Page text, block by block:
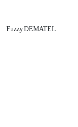
Fuzzy DEMATEL